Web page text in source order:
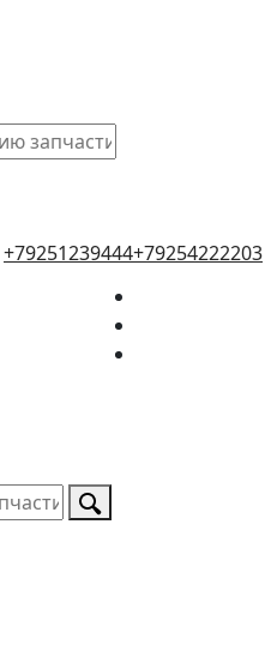
+79251239444+79254222203